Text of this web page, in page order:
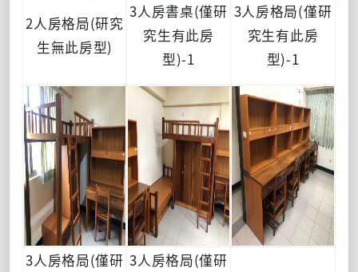
2人房格局(研究
生無此房型)
3人房書桌(僅研
究生有此房
型)-1
3人房格局(僅研
究生有此房
型)-1
3人房格局(僅研 3人房格局(僅研